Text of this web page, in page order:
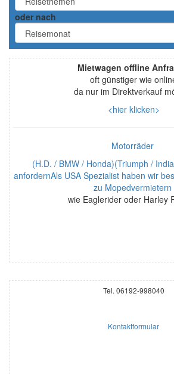
oder nach
Mietwagen offline
oft günstiger wie
da nur im Direktverkauf
<hier klicken>
Motorräder
(H.D. / BMW / Honda)(Triumph /
anfordernAls USA Spezialist haben wir
zu Mopedvermietern
wie Eaglerider oder Harley
Tel. 06192-998040
Kontaktformular